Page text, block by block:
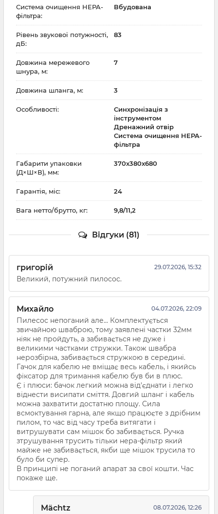
Система очищення HEPA-
фільтра:
Вбудована
Рівень звукової потужності,
дБ:
83
Довжина мережевого
шнура, м:
7
Довжина шланга, м: 3
Особливості:
Синхронізація з
інструментом
Дренажний отвір
Система очищення HEPA-
фільтра
Габарити упаковки
(Д×Ш×В), мм:
370x380x680
Гарантія, міс: 24
Вага нетто/брутто, кг: 9,8/11,2
Відгуки (81)
григорій 29.07.2026, 15:32
Великий, потужний пилосос.
Михайло 04.07.2026, 22:09
Пилесос непоганий але... Комплектується
звичайною шваброю, тому заявлені частки 32мм
ніяк не пройдуть, а забивається не дуже і
великими частками стружки. Також швабра
нерозбірна, забивається стружкою в середині.
Гачок для кабелю не вміщає весь кабель, і якийсь
фіксатор для тримання кабелю був би в плюс.
Є і плюси: бачок легкий можна від'єднати і легко
віднести висипати сміття. Довгий шланг і кабель
можна захватити достатню площу. Сила
всмоктування гарна, але якщо працюєте з дрібним
пилом, то час від часу треба витягати і
витрушувати сам мішок бо забивається. Ручка
зтрушування трусить тільки нера-фільтр який
майже не забивається, якби ще мішок трусила то
було би супер.
В принципі не поганий апарат за свої кошти. Час
покаже ще.
Mächtz 08.07.2026, 12:26